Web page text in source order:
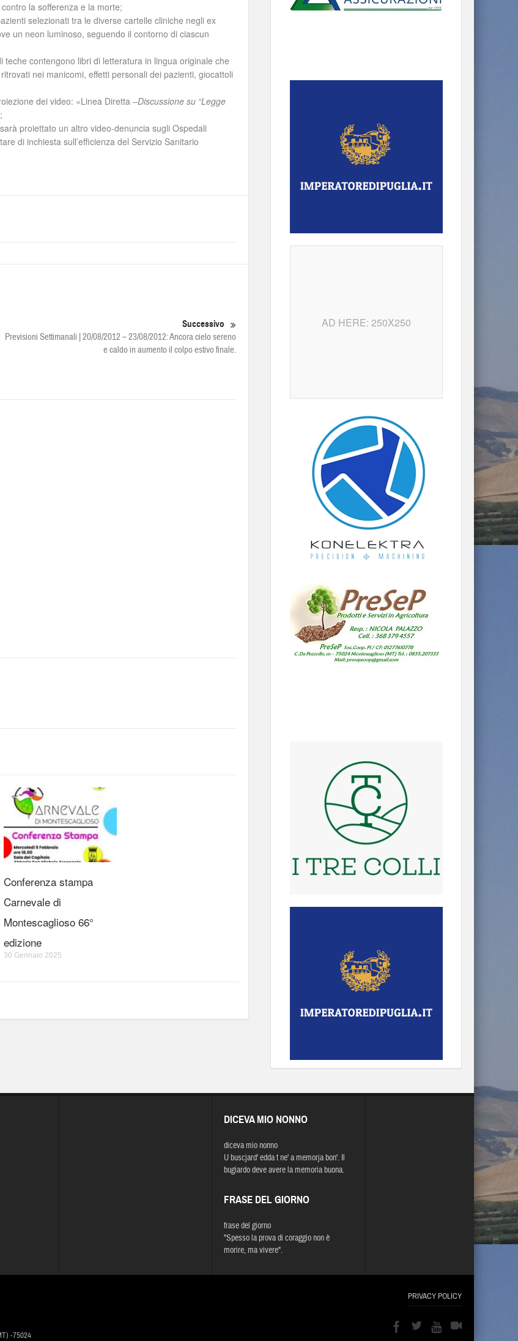
la sofferenza e la morte;
selezionati tra le diverse cartelle cliniche negli ex
un neon luminoso, seguendo il contorno di ciascun
teche contengono libri di letteratura in lingua originale che
nei manicomi, effetti personali dei pazienti, giocattoli
dei video: «Linea Diretta –Discussione su “Legge
proiettato un altro video-denuncia sugli Ospedali
di inchiesta sull’efficienza del Servizio Sanitario
Successivo
Previsioni Settimanali | 20/08/2012 – 23/08/2012: Ancora cielo sereno
e caldo in aumento il colpo estivo finale.
Conferenza stampa
Carnevale di
Montescaglioso 66°
edizione
30 Gennaio 2025
AD HERE: 250X250
DICEVA MIO NONNO
diceva mio nonno
U buscjard' edda t ne' a memorja bon'. Il
bugiardo deve avere la memoria buona.
FRASE DEL GIORNO
frase del giorno
"Spesso la prova di coraggio non è
morire, ma vivere".
PRIVACY POLICY
-75024